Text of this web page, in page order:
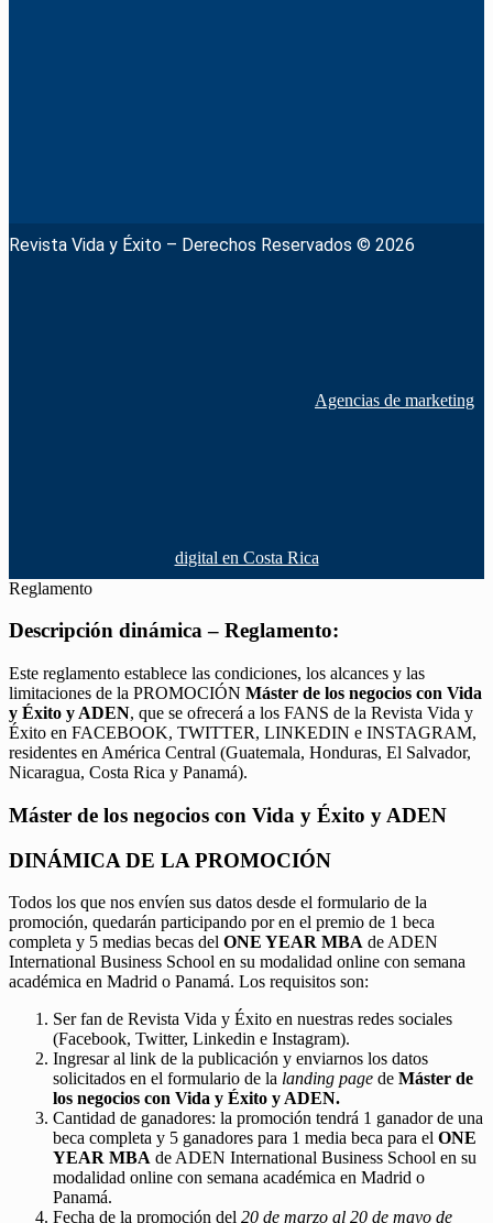
Revista Vida y Éxito – Derechos Reservados © 2026
Agencias de marketing
digital en Costa Rica
Reglamento
Descripción dinámica – Reglamento:
Este reglamento establece las condiciones, los alcances y las
limitaciones de la PROMOCIÓN Máster de los negocios con Vida
y Éxito y ADEN, que se ofrecerá a los FANS de la Revista Vida y
Éxito en FACEBOOK, TWITTER, LINKEDIN e INSTAGRAM,
residentes en América Central (Guatemala, Honduras, El Salvador,
Nicaragua, Costa Rica y Panamá).
Máster de los negocios con Vida y Éxito y ADEN
DINÁMICA DE LA PROMOCIÓN
Todos los que nos envíen sus datos desde el formulario de la
promoción, quedarán participando por en el premio de 1 beca
completa y 5 medias becas del ONE YEAR MBA de ADEN
International Business School en su modalidad online con semana
académica en Madrid o Panamá. Los requisitos son:
Ser fan de Revista Vida y Éxito en nuestras redes sociales
(Facebook, Twitter, Linkedin e Instagram).
Ingresar al link de la publicación y enviarnos los datos
solicitados en el formulario de la landing page de Máster de
los negocios con Vida y Éxito y ADEN.
Cantidad de ganadores: la promoción tendrá 1 ganador de una
beca completa y 5 ganadores para 1 media beca para el ONE
YEAR MBA de ADEN International Business School en su
modalidad online con semana académica en Madrid o
Panamá.
Fecha de la promoción del 20 de marzo al 20 de mayo de